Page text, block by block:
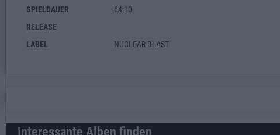
SPIELDAUER
64:10
RELEASE
LABEL
NUCLEAR BLAST
Interessante Alben finden